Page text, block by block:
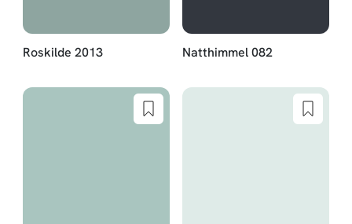
Roskilde 2013 Natthimmel 082